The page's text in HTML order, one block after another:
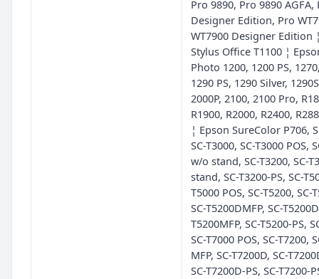
Pro 9890, Pro 9890 AGFA,
Designer Edition, Pro
WT7900 Designer Edition
Stylus Office T1100 ¦
Photo 1200, 1200 PS,
1290 PS, 1290 Silver,
2000P, 2100, 2100 Pro,
R1900, R2000, R2400,
¦ Epson SureColor P706,
SC-T3000, SC-T3000 POS,
w/o stand, SC-T3200, SC-
stand, SC-T3200-PS, SC-
T5000 POS, SC-T5200, SC-
SC-T5200DMFP, SC-
T5200MFP, SC-T5200-PS,
SC-T7000 POS, SC-T7200,
MFP, SC-T7200D, SC-
SC-T7200D-PS, SC-T7200-